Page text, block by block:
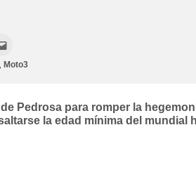
, Moto3
Pedrosa para romper la
la edad mínima del mundial